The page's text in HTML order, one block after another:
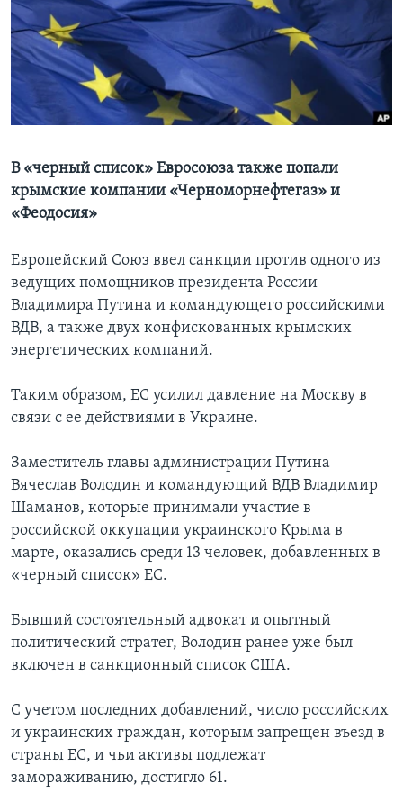
Learning English
СОЦИАЛЬНЫЕ СЕТИ
Языки
В «черный список» Евросоюза также попали
крымские компании «Черноморнефтегаз» и
«Феодосия»
Европейский Союз ввел санкции против одного из
ведущих помощников президента России
Владимира Путина и командующего российскими
ВДВ, а также двух конфискованных крымских
энергетических компаний.
Таким образом, ЕС усилил давление на Москву в
связи с ее действиями в Украине.
Заместитель главы администрации Путина
Вячеслав Володин и командующий ВДВ Владимир
Шаманов, которые принимали участие в
российской оккупации украинского Крыма в
марте, оказались среди 13 человек, добавленных в
«черный список» ЕС.
Бывший состоятельный адвокат и опытный
политический стратег, Володин ранее уже был
включен в санкционный список США.
С учетом последних добавлений, число российских
и украинских граждан, которым запрещен въезд в
страны ЕС, и чьи активы подлежат
замораживанию, достигло 61.